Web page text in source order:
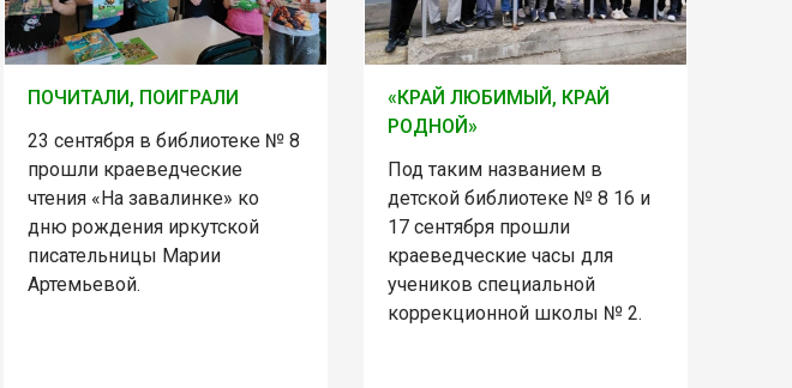
ПОЧИТАЛИ, ПОИГРАЛИ
23 сентября в библиотеке № 8
прошли краеведческие
чтения «На завалинке» ко
дню рождения иркутской
писательницы Марии
Артемьевой.
«КРАЙ ЛЮБИМЫЙ, КРАЙ
РОДНОЙ»
Под таким названием в
детской библиотеке № 8 16 и
17 сентября прошли
краеведческие часы для
учеников специальной
коррекционной школы № 2.